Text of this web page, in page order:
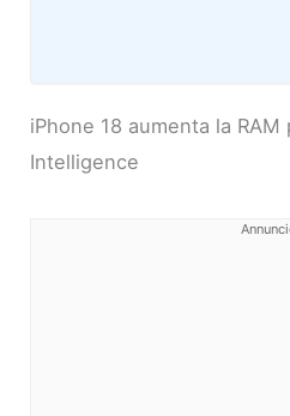
iPhone 18 aumenta la
Intelligence